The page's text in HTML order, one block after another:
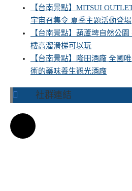
【台南景點】MITSUI
宇宙召集令 夏季主題活動登場
【台南景點】葫蘆埤自然公
樓高溜滑梯可以玩
【台南景點】隆田酒廠 全國
術的藥味養生觀光酒廠
社群連結